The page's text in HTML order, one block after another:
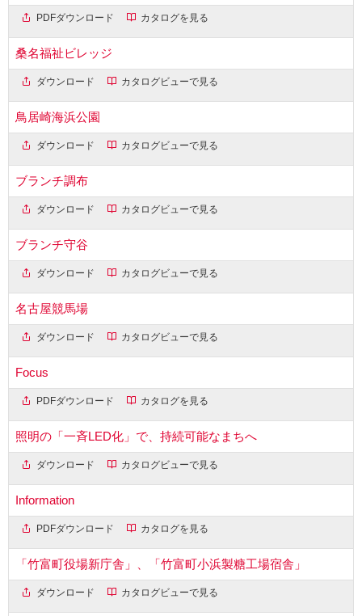
PDFダウンロード カタログを見る
桑名福祉ビレッジ
ダウンロード カタログビューで見る
鳥居崎海浜公園
ダウンロード カタログビューで見る
ブランチ調布
ダウンロード カタログビューで見る
ブランチ守谷
ダウンロード カタログビューで見る
名古屋競馬場
ダウンロード カタログビューで見る
Focus
PDFダウンロード カタログを見る
照明の「一斉LED化」で、持続可能なまちへ
ダウンロード カタログビューで見る
Information
PDFダウンロード カタログを見る
「竹富町役場新庁舎」、「竹富町小浜製糖工場宿舎」
ダウンロード カタログビューで見る